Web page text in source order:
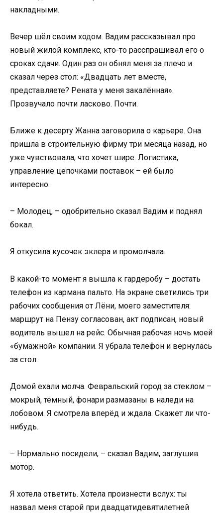
накладными.
Вечер шёл своим ходом. Вадим рассказывал про
новый жилой комплекс, кто-то расспрашивал его о
сроках сдачи. Один раз он обнял меня за плечо и
сказал через стол: «Двадцать лет вместе,
представляете? Рената у меня закалённая».
Прозвучало почти ласково. Почти.
Ближе к десерту Жанна заговорила о карьере. Она
пришла в строительную фирму три месяца назад, но
уже чувствовала, что хочет шире. Логистика,
управление цепочками поставок – ей было
интересно.
– Молодец, – одобрительно сказал Вадим и поднял
бокал.
Я откусила кусочек эклера и промолчала.
В какой-то момент я вышла к гардеробу – достать
телефон из кармана пальто. На экране светились три
рабочих сообщения от Лёни, моего заместителя:
маршрут на Пензу согласован, акт подписан, новый
водитель вышел на рейс. Обычная рабочая ночь моей
«бумажной» компании. Я убрала телефон и вернулась
за стол.
Домой ехали молча. Февральский город за стеклом –
мокрый, тёмный, фонари размазаны в наледи на
лобовом. Я смотрела вперёд и ждала. Скажет ли что-
нибудь.
– Нормально посидели, – сказал Вадим, заглушив
мотор.
Я хотела ответить. Хотела произнести вслух: ты
назвал меня старой при двадцатидевятилетней